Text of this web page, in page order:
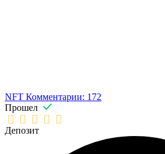
NFT Комментарии: 172
Прошел
Депозит